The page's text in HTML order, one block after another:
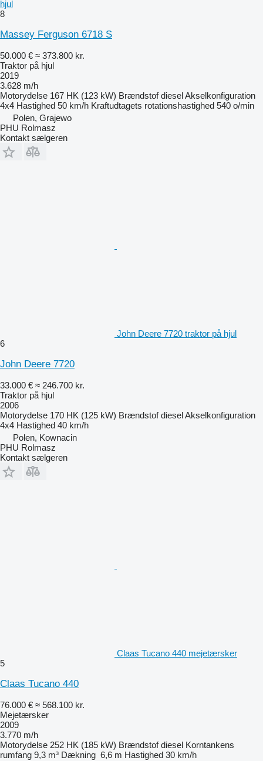
hjul
8
Massey Ferguson 6718 S
50.000 € ≈ 373.800 kr.
Traktor på hjul
2019
3.628 m/h
Motorydelse 167 HK (123 kW) Brændstof dieselAkselkonfiguration
4x4 Hastighed 50 km/h Kraftudtagets rotationshastighed 540 o/min
Polen, Grajewo
PHU Rolmasz
Kontakt sælgeren
John Deere 7720 traktor på hjul
6
John Deere 7720
33.000 € ≈ 246.700 kr.
Traktor på hjul
2006
Motorydelse 170 HK (125 kW) Brændstof dieselAkselkonfiguration
4x4 Hastighed 40 km/h
Polen, Kownacin
PHU Rolmasz
Kontakt sælgeren
Claas Tucano 440 mejetærsker
5
Claas Tucano 440
76.000 € ≈ 568.100 kr.
Mejetærsker
2009
3.770 m/h
Motorydelse 252 HK (185 kW) Brændstof diesel Korntankens
rumfang 9,3 m³ Dækning 6,6 m Hastighed 30 km/h